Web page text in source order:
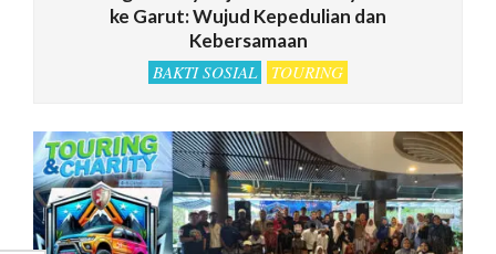
ke Garut: Wujud Kepedulian dan
Kebersamaan
BAKTI SOSIAL TOURING